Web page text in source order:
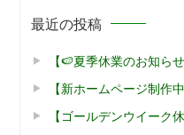
最近の投稿
【🍉夏季休業のお知らせ
【新ホームページ制作
【ゴールデンウイーク